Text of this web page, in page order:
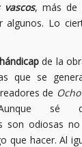
, más de
algunos. Lo
de la
que se
de
sé
son odiosas
que hacer. Al